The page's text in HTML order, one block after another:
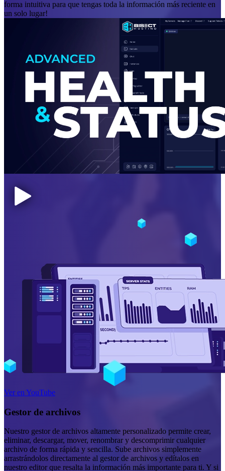
forma intuitiva para que tengas toda la información más reciente en
un solo lugar!
Ver en YouTube
Gestor de archivos
Nuestro gestor de archivos altamente personalizado permite crear,
eliminar, descargar, mover, renombrar y descomprimir cualquier
archivo de forma rápida y sencilla. Sube archivos simplemente
arrastrándolos directamente al gestor de archivos y edítalos en
nuestro editor que resalta la información más importante para ti. Y si